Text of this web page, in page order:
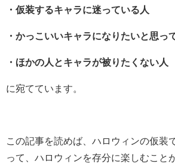
・仮装するキャラに迷っている人
・かっこいいキャラになりたいと思っ
・ほかの人とキャラが被りたくない人
に宛てています。
この記事を読めば、ハロウィンの仮装
って、ハロウィンを存分に楽しむこと